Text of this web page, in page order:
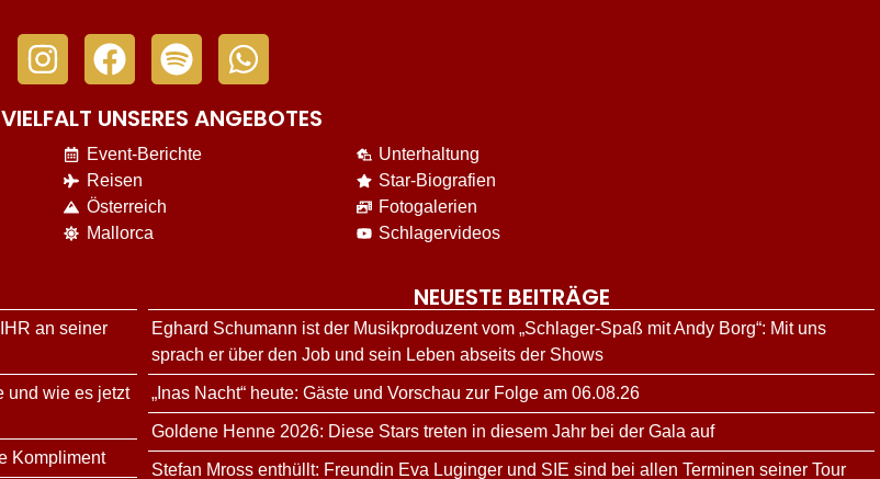
UNSERES ANGEBOTES
Event-Berichte
Reisen
Österreich
Mallorca
Unterhaltung
Star-Biografien
Fotogalerien
Schlagervideos
an seiner
und wie es jetzt
Kompliment
NEUESTE BEITRÄGE
Eghard Schumann ist der Musikproduzent vom „Schlager-Spaß mit Andy Borg“: Mit uns
sprach er über den Job und sein Leben abseits der Shows
„Inas Nacht“ heute: Gäste und Vorschau zur Folge am 06.08.26
Goldene Henne 2026: Diese Stars treten in diesem Jahr bei der Gala auf
Stefan Mross enthüllt: Freundin Eva Luginger und SIE sind bei allen Terminen seiner Tour